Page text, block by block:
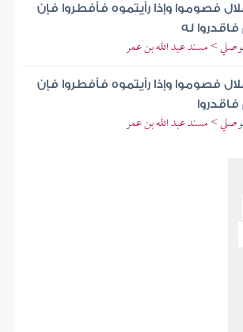
فصوموا وإذا رأيتموه فأفطروا فإن
له
> مسند عبد الله بن عمر
فصوموا وإذا رأيتموه فأفطروا فإن
> مسند عبد الله بن عمر